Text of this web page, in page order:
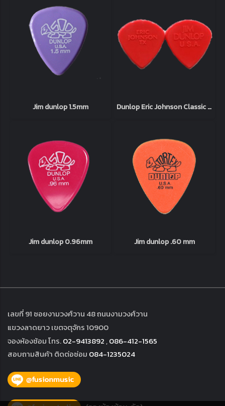
Jim dunlop 1.5mm Dunlop Eric Johnson Classic Jazz III
Jim dunlop 0.96mm Jim dunlop .60 mm
เลขที่ 91 ซอยงามวงศ์วาน 48 ถนนงามวงศ์วาน
แขวงลาดยาว เขตจตุจักร 10900
จองห้องซ้อม โทร.02-9413892 ,086-412-1565
สอบถามสินค้า ติดต่อซ่อม 084-1235024